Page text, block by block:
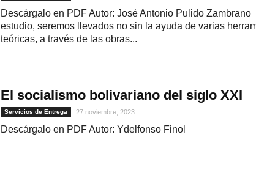
Descárgalo en PDF Autor: José Antonio Pulido Zambrano
estudio, seremos llevados no sin la ayuda de varias
teóricas, a través de las obras...
El socialismo bolivariano del siglo XXI
Servicios de Entrega 27 noviembre, 2023
Descárgalo en PDF Autor: Ydelfonso Finol